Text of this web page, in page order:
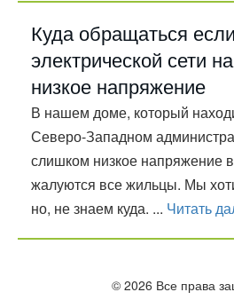
Куда обращаться
электрической сети
низкое напряжение
В нашем доме, который
Северо-Западном
слишком низкое напряжение
жалуются все жильцы. Мы
но, не знаем куда. ... Читать
© 2026 Все права